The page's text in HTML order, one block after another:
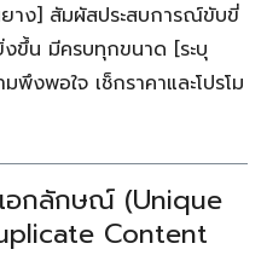
าง] สัมผัสประสบการณ์ขับขี่
ขึ้น มีครบทุกขนาด [ระบุ
พึงพอใจ เช็กราคาและโปรโม
เอกลักษณ์ (Unique
Content